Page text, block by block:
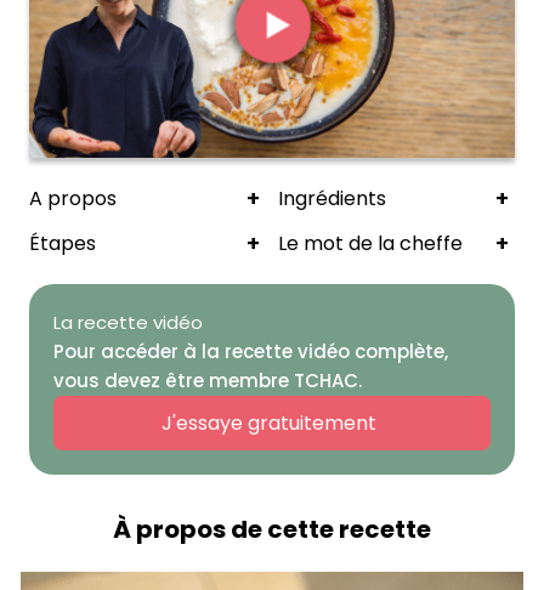
A propos + Ingrédients +
Étapes + Le mot de la cheffe +
La recette vidéo
Pour accéder à la recette vidéo complète,
vous devez être membre TCHAC.
J'essaye gratuitement
À propos de cette recette